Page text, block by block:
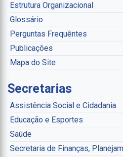
Estrutura Organizacional
Glossário
Perguntas Frequêntes
Publicações
Mapa do Site
Secretarias
Assistência Social e Cidadania
Educação e Esportes
Saúde
Secretaria de Finanças,